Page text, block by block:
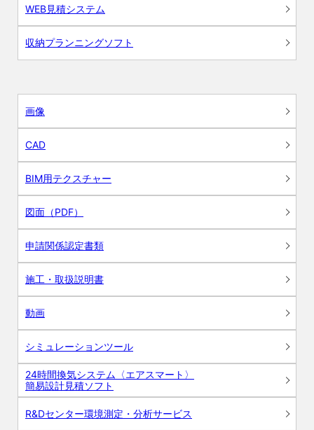
WEB見積システム
収納プランニングソフト
画像
CAD
BIM用テクスチャー
図面（PDF）
申請関係認定書類
施工・取扱説明書
動画
シミュレーションツール
24時間換気システム〈エアスマート〉
簡易設計見積ソフト
R&Dセンター環境測定・分析サービス